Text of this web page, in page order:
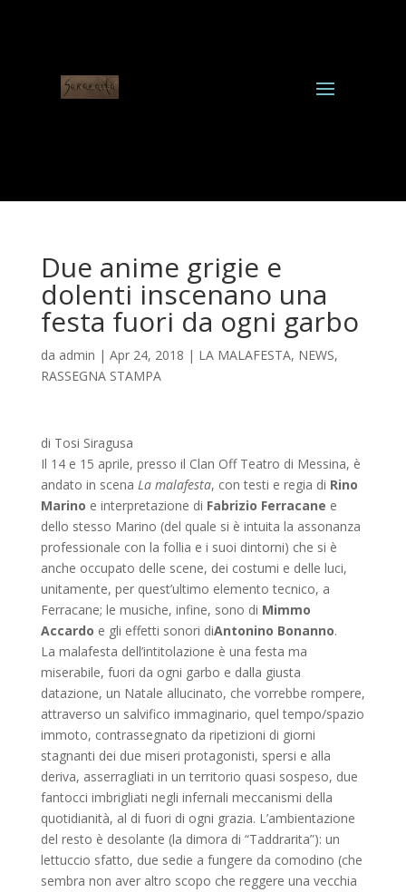
Due anime grigie e
dolenti inscenano una
festa fuori da ogni garbo
da admin | Apr 24, 2018 | LA MALAFESTA, NEWS,
RASSEGNA STAMPA
di Tosi Siragusa
Il 14 e 15 aprile, presso il Clan Off Teatro di Messina, è
andato in scena La malafesta, con testi e regia di Rino
Marino e interpretazione di Fabrizio Ferracane e
dello stesso Marino (del quale si è intuita la assonanza
professionale con la follia e i suoi dintorni) che si è
anche occupato delle scene, dei costumi e delle luci,
unitamente, per quest’ultimo elemento tecnico, a
Ferracane; le musiche, infine, sono di Mimmo
Accardo e gli effetti sonori diAntonino Bonanno.
La malafesta dell’intitolazione è una festa ma
miserabile, fuori da ogni garbo e dalla giusta
datazione, un Natale allucinato, che vorrebbe rompere,
attraverso un salvifico immaginario, quel tempo/spazio
immoto, contrassegnato da ripetizioni di giorni
stagnanti dei due miseri protagonisti, spersi e alla
deriva, asserragliati in un territorio quasi sospeso, due
fantocci imbrigliati negli infernali meccanismi della
quotidianità, al di fuori di ogni grazia. L’ambientazione
del resto è desolante (la dimora di “Taddrarita”): un
lettuccio sfatto, due sedie a fungere da comodino (che
sembra non aver altro scopo che reggere una vecchia